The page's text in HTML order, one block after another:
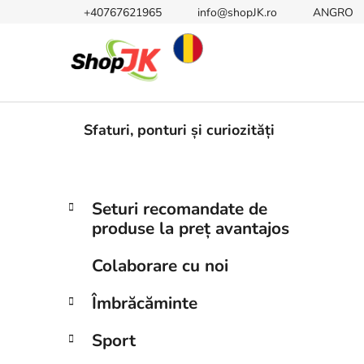
+40767621965 info@shopJK.ro ANGRO
Sfaturi, ponturi și curiozități
B
a
e
peste
categorii
C
a
r
i
Seturi recomandate de
produse la preț avantajos
Colaborare cu noi
Îmbrăcăminte
Sport